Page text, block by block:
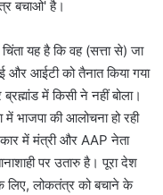
बचाओ' है।
यह है कि वह (सत्ता से) जा
और आईटी को तैनात किया गया
में किसी ने नहीं बोला।
में भाजपा की आलोचना हो रही
में मंत्री और AAP नेता
पर उतारु है। पूरा देश
लिए, लोकतंत्र को बचाने के